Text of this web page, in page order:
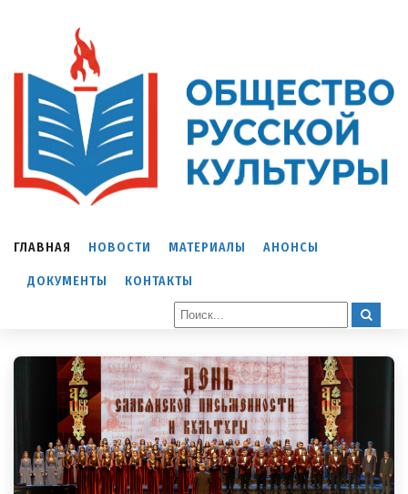
ГЛАВНАЯ НОВОСТИ МАТЕРИАЛЫ АНОНСЫ
ДОКУМЕНТЫ КОНТАКТЫ